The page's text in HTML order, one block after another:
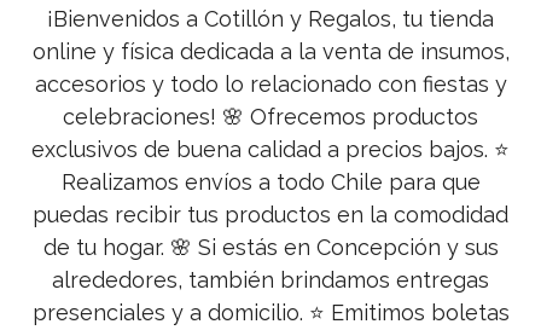
¡Bienvenidos a Cotillón y Regalos, tu tienda
online y física dedicada a la venta de insumos,
accesorios y todo lo relacionado con fiestas y
celebraciones! 🌸 Ofrecemos productos
exclusivos de buena calidad a precios bajos. ⭐
Realizamos envíos a todo Chile para que
puedas recibir tus productos en la comodidad
de tu hogar. 🌸 Si estás en Concepción y sus
alrededores, también brindamos entregas
presenciales y a domicilio. ⭐ Emitimos boletas